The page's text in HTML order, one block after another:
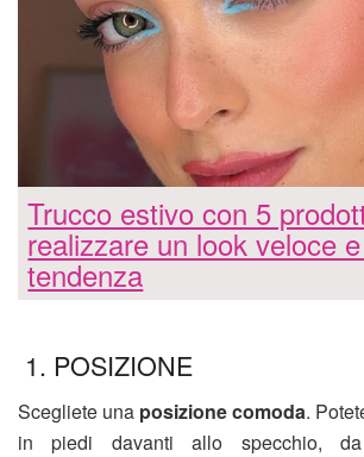
Trucco estivo con 5
realizzare un look veloce
tendenza
1. POSIZIONE
Scegliete una posizione comoda.
in piedi davanti allo specchio,